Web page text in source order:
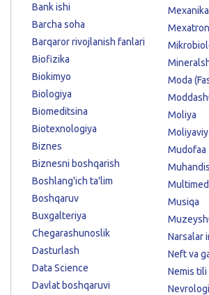
Bank ishi
Barcha soha
Barqaror rivojlanish fanlari
Biofizika
Biokimyo
Biologiya
Biomeditsina
Biotexnologiya
Biznes
Biznesni boshqarish
Boshlang'ich ta'lim
Boshqaruv
Buxgalteriya
Chegarashunoslik
Dasturlash
Data Science
Davlat boshqaruvi
Mexanika
Moda
Moliya
Mudofaa
Musiqa
Narsalar
Neft va
Nemis tili